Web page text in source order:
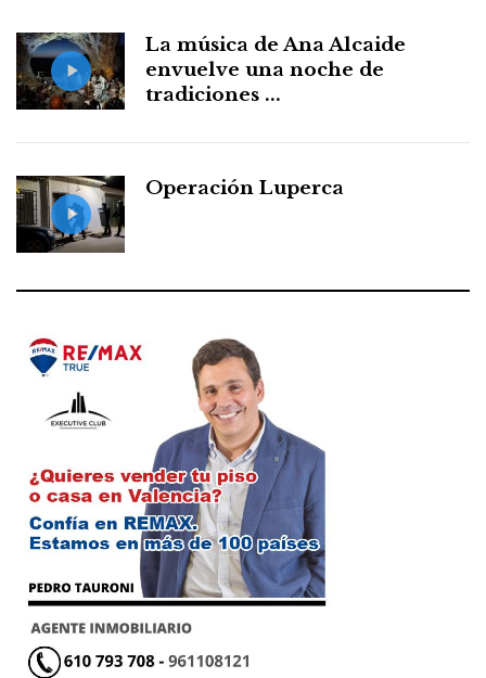
La música de Ana Alcaide
envuelve una noche de
tradiciones ...
Operación Luperca